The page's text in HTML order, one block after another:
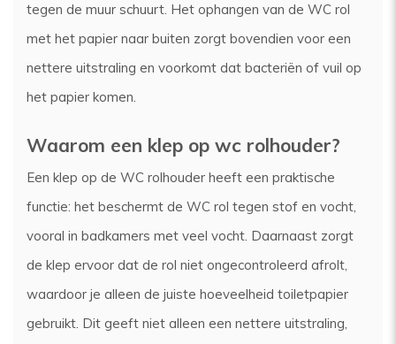
tegen de muur schuurt. Het ophangen van de WC rol
met het papier naar buiten zorgt bovendien voor een
nettere uitstraling en voorkomt dat bacteriën of vuil op
het papier komen.
Waarom een klep op wc rolhouder?
Een klep op de WC rolhouder heeft een praktische
functie: het beschermt de WC rol tegen stof en vocht,
vooral in badkamers met veel vocht. Daarnaast zorgt
de klep ervoor dat de rol niet ongecontroleerd afrolt,
waardoor je alleen de juiste hoeveelheid toiletpapier
gebruikt. Dit geeft niet alleen een nettere uitstraling,